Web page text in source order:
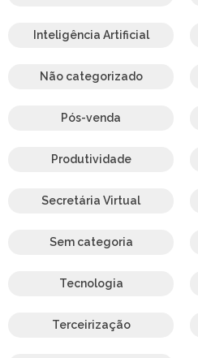
Inteligência Artificial
Não categorizado
Pós-venda
Produtividade
Secretária Virtual
Sem categoria
Tecnologia
Terceirização